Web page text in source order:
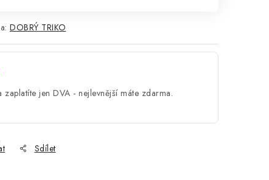
DOBRÝ TRIKO
zaplatíte jen DVA - nejlevnější máte zdarma.
Sdílet